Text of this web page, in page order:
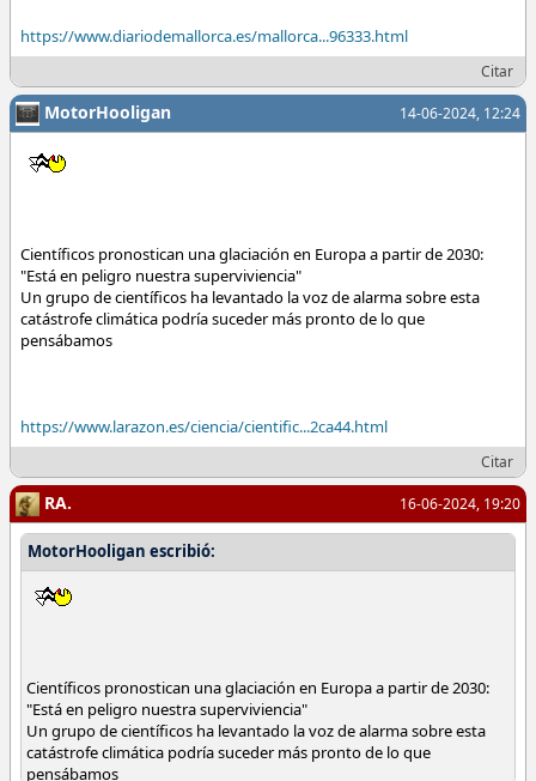
https://www.diariodemallorca.es/mallorca...96333.html
Citar
14-06-2024, 12:24
MotorHooligan
Científicos pronostican una glaciación en Europa a partir de 2030:
"Está en peligro nuestra superviviencia"
Un grupo de científicos ha levantado la voz de alarma sobre esta
catástrofe climática podría suceder más pronto de lo que
pensábamos
https://www.larazon.es/ciencia/cientific...2ca44.html
Citar
16-06-2024, 19:20
RA.
MotorHooligan escribió:
Científicos pronostican una glaciación en Europa a partir de 2030:
"Está en peligro nuestra superviviencia"
Un grupo de científicos ha levantado la voz de alarma sobre esta
catástrofe climática podría suceder más pronto de lo que
pensábamos